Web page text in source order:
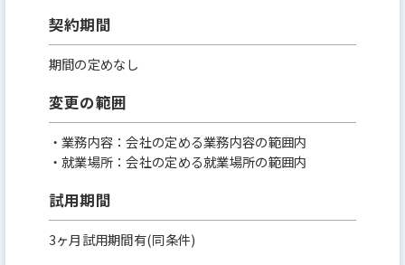
契約期間
期間の定めなし
変更の範囲
・業務内容：会社の定める業務内容の範囲内
・就業場所：会社の定める就業場所の範囲内
試用期間
3ヶ月試用期間有(同条件)